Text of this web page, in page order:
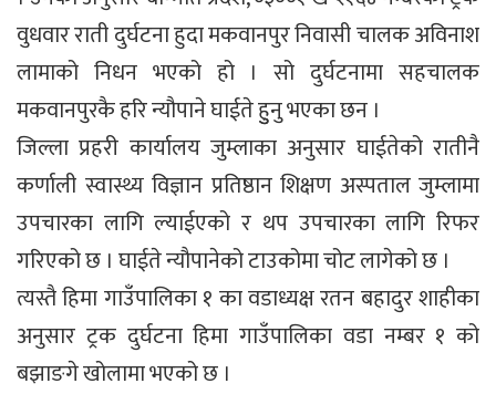
वुधवार राती दुर्घटना हुदा मकवानपुर निवासी चालक अविनाश
लामाको निधन भएको हो । सो दुर्घटनामा सहचालक
मकवानपुरकै हरि न्यौपाने घाईते हुुनु भएका छन ।
जिल्ला प्रहरी कार्यालय जुम्लाका अनुसार घाईतेको रातीनै
कर्णाली स्वास्थ्य विज्ञान प्रतिष्ठान शिक्षण अस्पताल जुम्लामा
उपचारका लागि ल्याईएको र थप उपचारका लागि रिफर
गरिएको छ । घाईते न्यौपानेको टाउकोमा चोट लागेको छ ।
त्यस्तै हिमा गाउँपालिका १ का वडाध्यक्ष रतन बहादुर शाहीका
अनुसार ट्रक दुर्घटना हिमा गाउँपालिका वडा नम्बर १ को
बझाङगे खोलामा भएको छ ।